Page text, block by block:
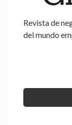
Revista de
del mundo